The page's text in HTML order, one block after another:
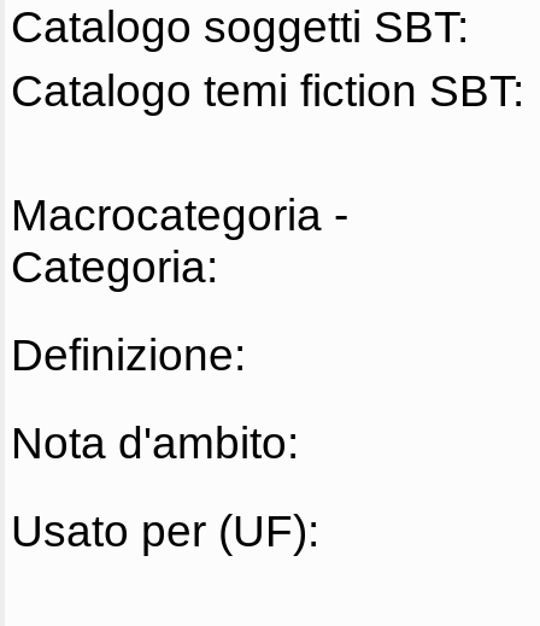
Catalogo soggetti SBT:
Catalogo temi fiction SBT:
Macrocategoria -
Categoria:
Definizione:
Nota d'ambito:
Usato per (UF):